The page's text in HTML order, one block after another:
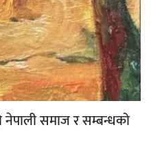
नेपाली समाज र सम्बन्धको